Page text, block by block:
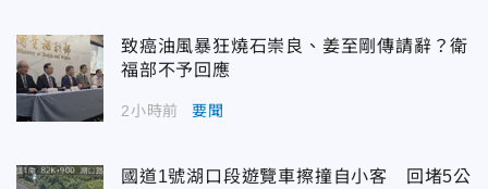
致癌油風暴狂燒石崇良、姜至剛傳請辭？衛
福部不予回應
2小時前 要聞
國道1號湖口段遊覽車擦撞自小客 回堵5公